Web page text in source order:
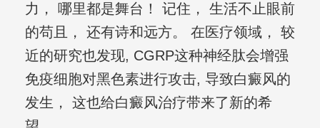
力， 哪里都是舞台！ 记住， 生活不止眼前
的苟且， 还有诗和远方。 在医疗领域， 较
近的研究也发现, CGRP这种神经肽会增强
免疫细胞对黑色素进行攻击, 导致白癜风的
发生， 这也给白癜风治疗带来了新的希